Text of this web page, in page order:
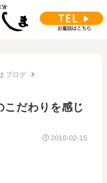
ブログ
こだわりを感じ
2010-02-15